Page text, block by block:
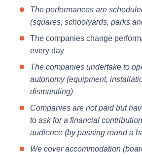
The performances are
(squares, schoolyards, parks
The companies change
every day
The companies undertake to
autonomy (equipment,
dismantling)
Companies are not paid but
to ask for a financial
audience (by passing round a
We cover accommodation